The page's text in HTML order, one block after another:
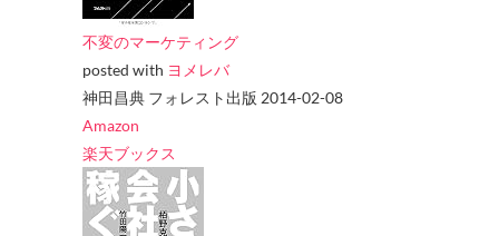
不変のマーケティング
posted with ヨメレバ
神田昌典 フォレスト出版 2014-02-08
Amazon
楽天ブックス